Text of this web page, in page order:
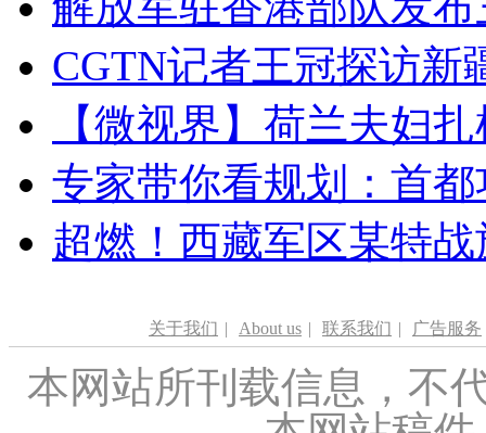
CGTN记者王冠探访新
【微视界】荷兰夫妇
专家带你看规划：首
超燃！西藏军区某特
关于我们 | About us | 联系我们 | 广告服务
本网站所刊载信息，不